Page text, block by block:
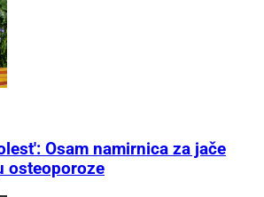
Osam namirnica za jače
osteoporoze